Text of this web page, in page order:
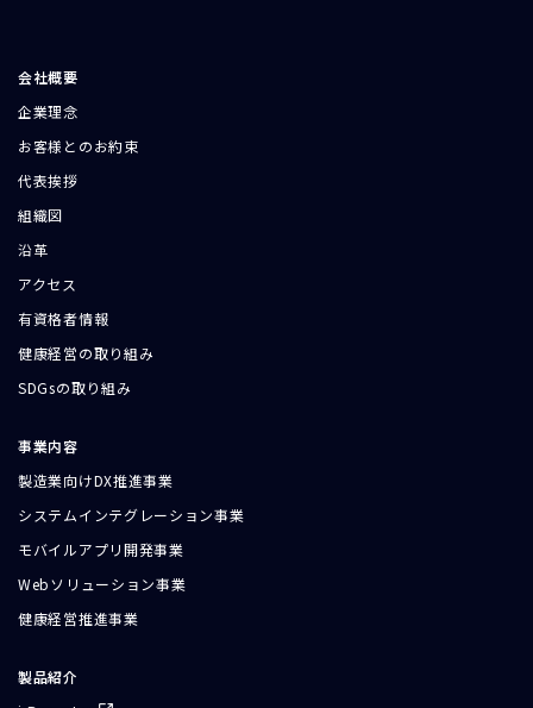
会社概要
企業理念
お客様とのお約束
代表挨拶
組織図
沿革
アクセス
有資格者情報
健康経営の取り組み
SDGsの取り組み
事業内容
製造業向けDX推進事業
システムインテグレーション事業
モバイルアプリ開発事業
Webソリューション事業
健康経営推進事業
製品紹介